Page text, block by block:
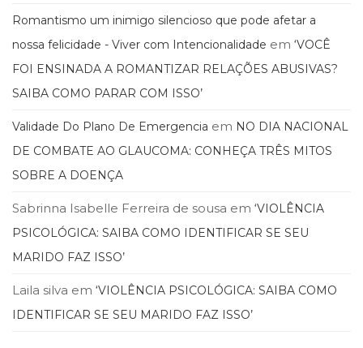
PNL
(Programação
Neurolingüística)
Psicodrama
Psicologia,
Psicoterapia
(799)
Propaganda
Marketing
(33)
(23)
Rádio
Romantismo um inimigo silencioso que pode afetar a
nossa felicidade - Viver com Intencionalidade em ‘VOCÊ
FOI ENSINADA A ROMANTIZAR RELAÇÕES ABUSIVAS?
SAIBA COMO PARAR COM ISSO’
Validade Do Plano De Emergencia em NO DIA NACIONAL
DE COMBATE AO GLAUCOMA: CONHEÇA TRÊS MITOS
SOBRE A DOENÇA
Sabrinna Isabelle Ferreira de sousa em ‘VIOLÊNCIA
PSICOLÓGICA: SAIBA COMO IDENTIFICAR SE SEU
MARIDO FAZ ISSO’
Laila silva em ‘VIOLÊNCIA PSICOLÓGICA: SAIBA COMO
IDENTIFICAR SE SEU MARIDO FAZ ISSO’